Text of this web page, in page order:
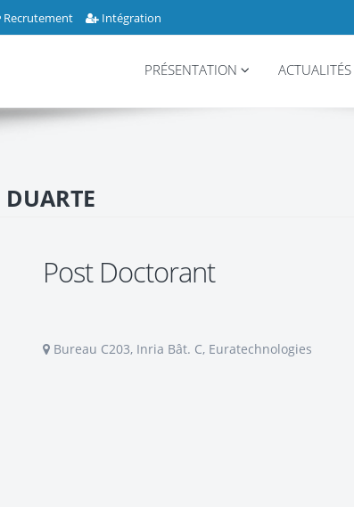
Recrutement Intégration
PRÉSENTATION ACTUALITÉS
Post Doctorant
Bureau C203, Inria Bât. C, Euratechnologies